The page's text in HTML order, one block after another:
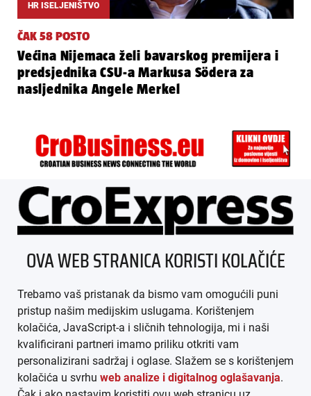
HR ISELJENIŠTVO
ČAK 58 POSTO
Većina Nijemaca želi bavarskog premijera i
predsjednika CSU-a Markusa Södera za
nasljednika Angele Merkel
ÜBER UNS
IMPRESSUM
AGB
DATENSCHUTZ
MEDIADATEN
OVA WEB STRANICA KORISTI KOLAČIĆE
Trebamo vaš pristanak da bismo vam omogućili puni
pristup našim medijskim uslugama. Korištenjem
kolačića, JavaScript-a i sličnih tehnologija, mi i naši
kvalificirani partneri imamo priliku otkriti vam
personalizirani sadržaj i oglase. Slažem se s korištenjem
kolačića u svrhu web analize i digitalnog oglašavanja.